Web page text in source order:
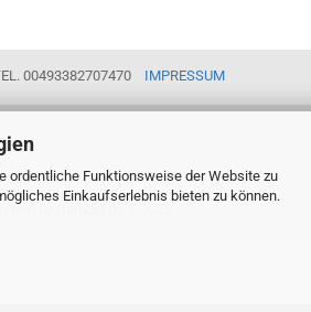
ordentliche Funktionsweise der Website zu
Einkaufserlebnis bieten zu können.
00493382707470 IMPRESSUM